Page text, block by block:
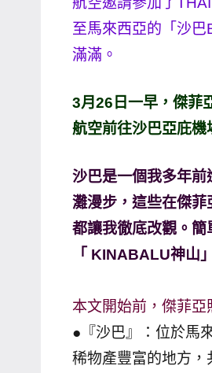
持、
吳
哥
泰
國
遊
作
者、
各
表
活
至馬來西亞的「沙
滿滿。
3月26日一早，傑菲
航空前往沙巴亞庇機
沙巴是一個我多年
灘漫步，這些在傑
都讓我徹底改觀 。 簡
「 KINABALU神山
本文開始前，傑菲亞
●『沙巴』：位於馬
稀物產豐富的地方